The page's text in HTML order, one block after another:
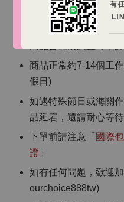
【海外跨境購物
商品正常約7-14個工
假日)
如遇特殊節日或海關
品延宕，還請耐心等待
下單前請注意「 國際
證 」
如有任何問題，歡迎
ourchoice888tw)